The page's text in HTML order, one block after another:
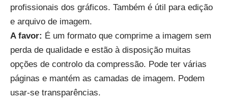
profissionais dos gráficos. Também é útil para edição
e arquivo de imagem.
A favor: É um formato que comprime a imagem sem
perda de qualidade e estão à disposição muitas
opções de controlo da compressão. Pode ter várias
páginas e mantém as camadas de imagem. Podem
usar-se transparências.